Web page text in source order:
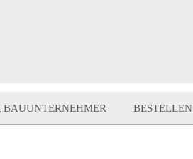
BAUUNTERNEHMER BESTELLEN